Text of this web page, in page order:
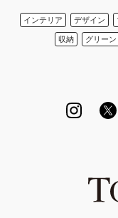
インテリア デザイン
収納
グリーン